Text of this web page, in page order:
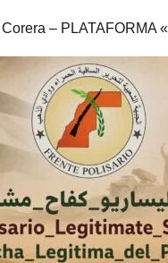
– PLATAFORMA «